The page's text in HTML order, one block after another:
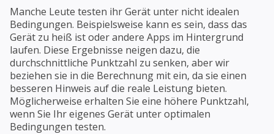
Manche Leute testen ihr Gerät unter nicht idealen
Bedingungen. Beispielsweise kann es sein, dass das
Gerät zu heiß ist oder andere Apps im Hintergrund
laufen. Diese Ergebnisse neigen dazu, die
durchschnittliche Punktzahl zu senken, aber wir
beziehen sie in die Berechnung mit ein, da sie einen
besseren Hinweis auf die reale Leistung bieten.
Möglicherweise erhalten Sie eine höhere Punktzahl,
wenn Sie Ihr eigenes Gerät unter optimalen
Bedingungen testen.